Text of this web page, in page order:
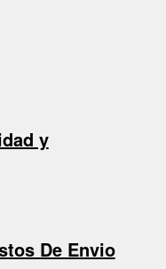
y
De Envio